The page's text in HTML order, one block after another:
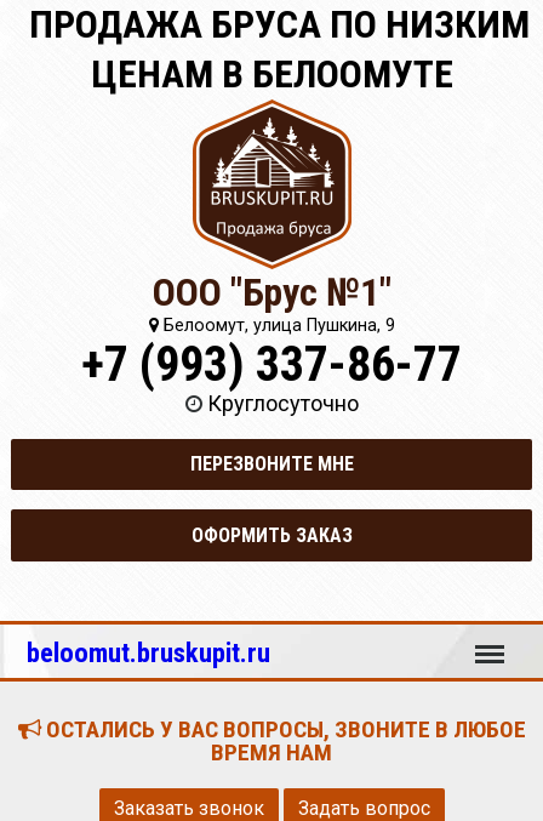
ПРОДАЖА БРУСА ПО НИЗКИМ
ЦЕНАМ В БЕЛООМУТЕ
ООО "Брус №1"
Белоомут, улица Пушкина, 9
+7 (993) 337-86-77
Круглосуточно
ПЕРЕЗВОНИТЕ МНЕ
ОФОРМИТЬ ЗАКАЗ
beloomut.bruskupit.ru Меню
ОСТАЛИСЬ У ВАС ВОПРОСЫ, ЗВОНИТЕ В ЛЮБОЕ
ВРЕМЯ НАМ
Заказать звонок Задать вопрос